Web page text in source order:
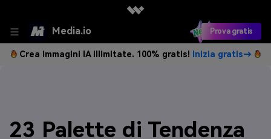
Media.io Prova gratis
Crea immagini IA illimitate. 100% gratis! Inizia gratis→
23 Palette di Tendenza